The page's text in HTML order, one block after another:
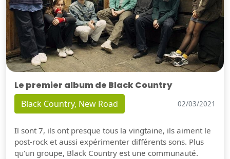
Le premier album de Black Country
Black Country, New Road 02/03/2021
Il sont 7, ils ont presque tous la vingtaine, ils aiment le
post-rock et aussi expérimenter différents sons. Plus
qu'un groupe, Black Country est une communauté.